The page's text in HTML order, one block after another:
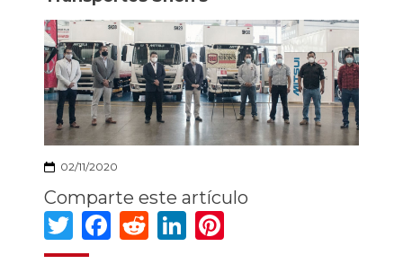
02/11/2020
Comparte este artículo
Twitter
Facebook
RedditLinkedIn